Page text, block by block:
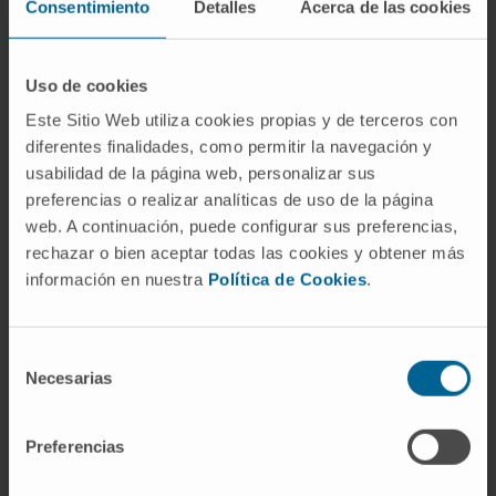
Consentimiento Detalles Acerca de las cookies
Uso de cookies
Este Sitio Web utiliza cookies propias y de terceros con
diferentes finalidades, como permitir la navegación y
usabilidad de la página web, personalizar sus
preferencias o realizar analíticas de uso de la página
web. A continuación, puede configurar sus preferencias,
rechazar o bien aceptar todas las cookies y obtener más
información en nuestra Política de Cookies.
Necesarias
Preferencias
ningún otro defecto, los científicos volvieron a
establecer la integrina β3 en las células y éstas
recuperaron la capacidad invasora.
Por otro lado, validaron que el bloqueo
farmacológico con un anticuerpo dirigido contra la
integrina β3 producía los mismos efectos. Es
decir, el suministro de dicho anticuerpo impide la
via para frenar el desarrollo de metástasis en
El trabajo abre la puerta a que farmacéuticas que